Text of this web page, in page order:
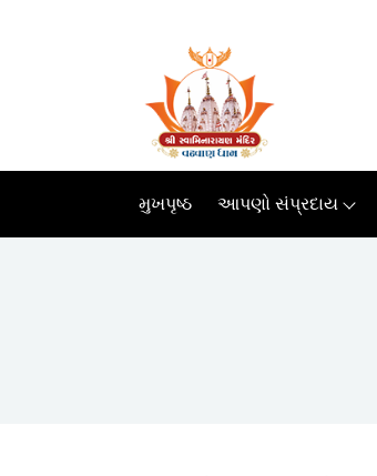
મુખપૃષ્ઠ આપણો સંપ્રદાય